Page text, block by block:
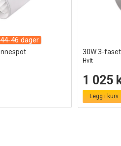
46 dager
30W 3-
Hvit
1 025
Legg i kurv